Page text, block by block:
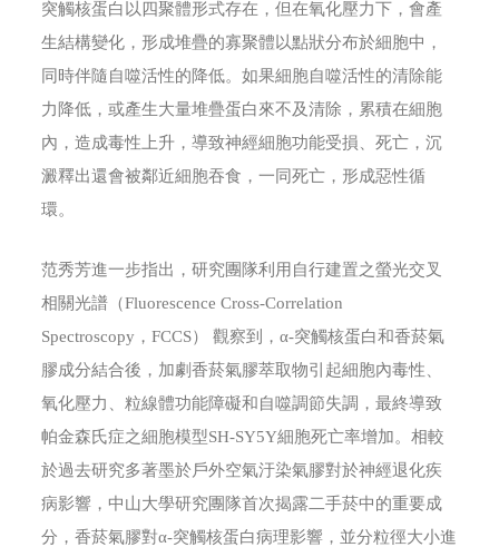
突觸核蛋白以四聚體形式存在，但在氧化壓力下，會產
生結構變化，形成堆疊的寡聚體以點狀分布於細胞中，
同時伴隨自噬活性的降低。如果細胞自噬活性的清除能
力降低，或產生大量堆疊蛋白來不及清除，累積在細胞
內，造成毒性上升，導致神經細胞功能受損、死亡，沉
澱釋出還會被鄰近細胞吞食，一同死亡，形成惡性循
環。
范秀芳進一步指出，研究團隊利用自行建置之螢光交叉
相關光譜（Fluorescence Cross-Correlation
Spectroscopy，FCCS） 觀察到，α-突觸核蛋白和香菸氣
膠成分結合後，加劇香菸氣膠萃取物引起細胞內毒性、
氧化壓力、粒線體功能障礙和自噬調節失調，最終導致
帕金森氏症之細胞模型SH-SY5Y細胞死亡率增加。相較
於過去研究多著墨於戶外空氣汙染氣膠對於神經退化疾
病影響，中山大學研究團隊首次揭露二手菸中的重要成
分，香菸氣膠對α-突觸核蛋白病理影響，並分粒徑大小進